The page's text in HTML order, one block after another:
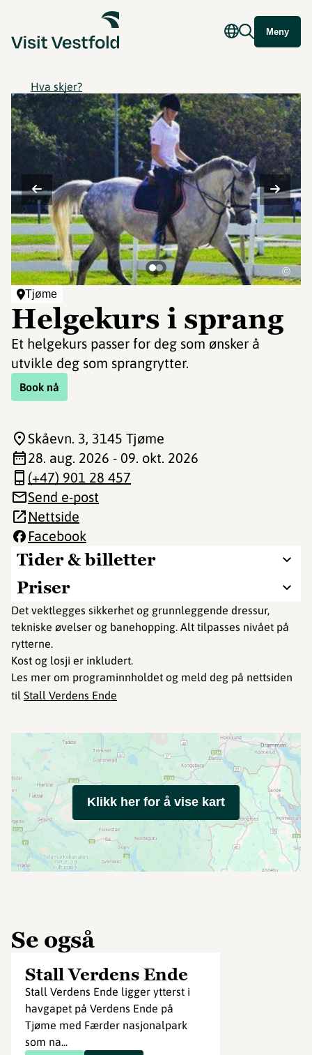
Meny
Hva skjer?
Tjøme
Helgekurs i sprang
Et helgekurs passer for deg som ønsker å
utvikle deg som sprangrytter.
Book nå
©
Tider & billetter
Priser
Det vektlegges sikkerhet og grunnleggende dressur,
tekniske øvelser og banehopping. Alt tilpasses nivået på
rytterne.
Kost og losji er inkludert.
Les mer om programinnholdet og meld deg på nettsiden
til Stall Verdens Ende
Skåevn. 3, 3145 Tjøme
28. aug. 2026 - 09. okt. 2026
(+47) 901 28 457
Send e-post
Nettside
Facebook
Klikk her for å vise kart
Se også
Stall Verdens Ende
Stall Verdens Ende ligger ytterst i
havgapet på Verdens Ende på
Tjøme med Færder nasjonalpark
som na...